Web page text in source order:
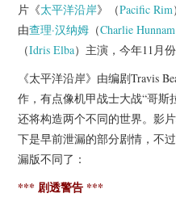
脱口秀
杂七杂八
美剧英剧
电影档期
推荐电影
片《太平洋沿岸》（Pacific Rim
由查理·汉纳姆 （Charlie Hunnam
（Idris Elba）主演，今年11月份
《太平洋沿岸》由编剧Travis
作，有点像机甲战士大战“哥斯
还将构造两个不同的世界。影
下是早前泄漏的部分剧情，不
漏版不同了：
*** 剧透警告 ***